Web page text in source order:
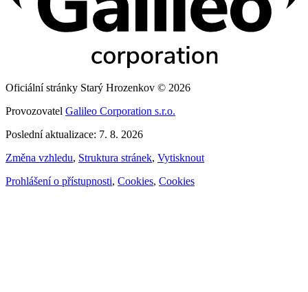
Oficiální stránky Starý Hrozenkov © 2026
Provozovatel Galileo Corporation s.r.o.
Poslední aktualizace: 7. 8. 2026
Změna vzhledu, Struktura stránek, Vytisknout
Prohlášení o přístupnosti, Cookies, Cookies